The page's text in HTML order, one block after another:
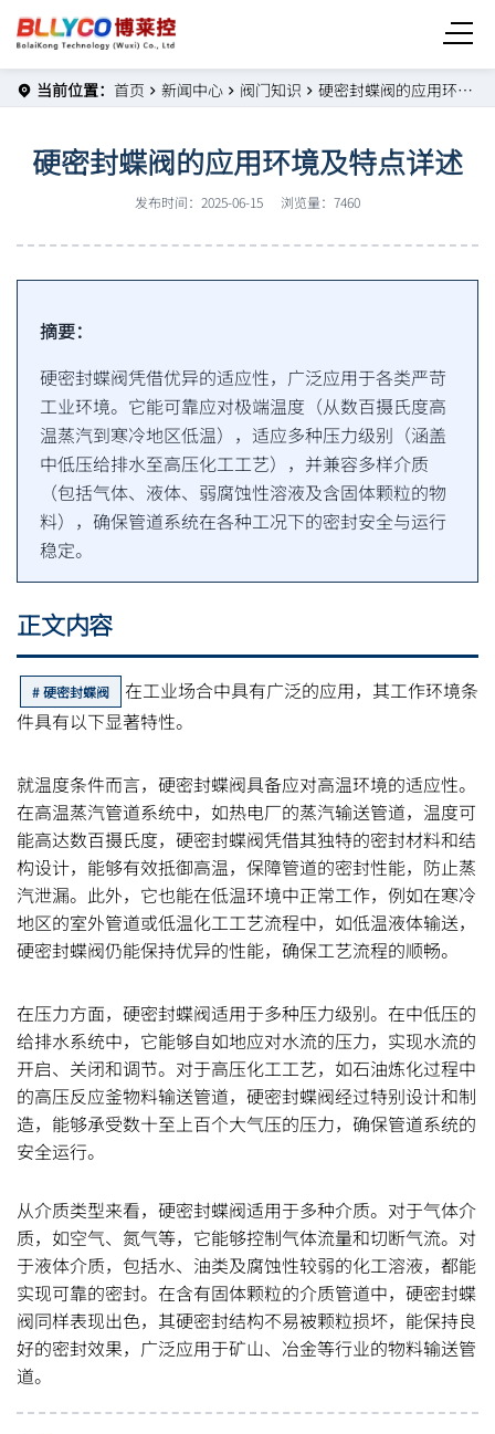
当前位置： 首页 新闻中心 阀门知识 硬密封蝶阀的应用环境及特点详述
硬密封蝶阀的应用环境及特点详述
发布时间：2025-06-15 浏览量：7460
摘要：
硬密封蝶阀凭借优异的适应性，广泛应用于各类严苛
工业环境。它能可靠应对极端温度（从数百摄氏度高
温蒸汽到寒冷地区低温），适应多种压力级别（涵盖
中低压给排水至高压化工工艺），并兼容多样介质
（包括气体、液体、弱腐蚀性溶液及含固体颗粒的物
料），确保管道系统在各种工况下的密封安全与运行
稳定。
正文内容
硬密封蝶阀
在工业场合中具有广泛的应用，其工作环境条
件具有以下显著特性。
就温度条件而言，硬密封蝶阀具备应对高温环境的适应性。
在高温蒸汽管道系统中，如热电厂的蒸汽输送管道，温度可
能高达数百摄氏度，硬密封蝶阀凭借其独特的密封材料和结
构设计，能够有效抵御高温，保障管道的密封性能，防止蒸
汽泄漏。此外，它也能在低温环境中正常工作，例如在寒冷
地区的室外管道或低温化工工艺流程中，如低温液体输送，
硬密封蝶阀仍能保持优异的性能，确保工艺流程的顺畅。
在压力方面，硬密封蝶阀适用于多种压力级别。在中低压的
给排水系统中，它能够自如地应对水流的压力，实现水流的
开启、关闭和调节。对于高压化工工艺，如石油炼化过程中
的高压反应釜物料输送管道，硬密封蝶阀经过特别设计和制
造，能够承受数十至上百个大气压的压力，确保管道系统的
安全运行。
从介质类型来看，硬密封蝶阀适用于多种介质。对于气体介
质，如空气、氮气等，它能够控制气体流量和切断气流。对
于液体介质，包括水、油类及腐蚀性较弱的化工溶液，都能
实现可靠的密封。在含有固体颗粒的介质管道中，硬密封蝶
阀同样表现出色，其硬密封结构不易被颗粒损坏，能保持良
好的密封效果，广泛应用于矿山、冶金等行业的物料输送管
道。